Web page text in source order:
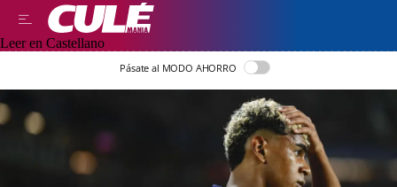
Leer en Castellano
Pásate al MODO AHORRO